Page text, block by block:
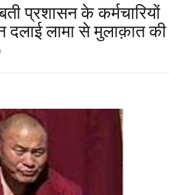
प्रशासन के कर्मचारियों
दलाई लामा से मुलाक़ात की